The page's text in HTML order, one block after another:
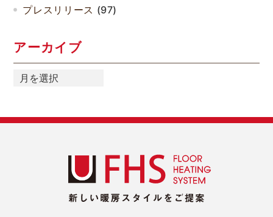
プレスリリース (97)
アーカイブ
ア
ー
ブ